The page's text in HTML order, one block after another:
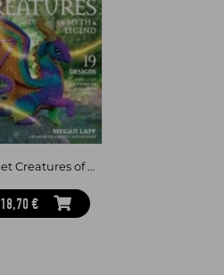
Crochet Creatures of Myth and Legend - 19 Designs Easy Cute Critters to Legendary Beasts
18,70 €